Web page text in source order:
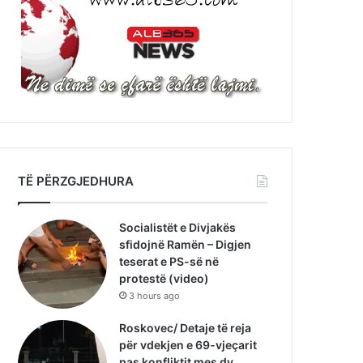
TË PËRZGJEDHURA
Socialistët e Divjakës
sfidojnë Ramën – Digjen
teserat e PS-së në
protestë (video)
3 hours ago
Roskovec/ Detaje të reja
për vdekjen e 69-vjeçarit